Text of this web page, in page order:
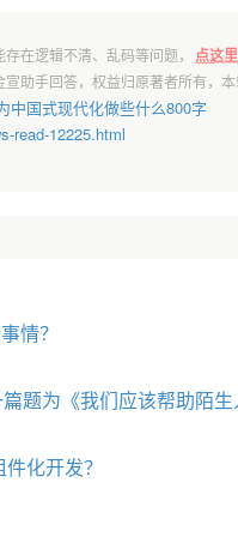
在逻辑不清、乱码等问题， 点这
助手回答，权益归原著者所有，
中国式现代化做些什么800字
read-12225.html
情？
题为《我们应该帮助陌
化开发？